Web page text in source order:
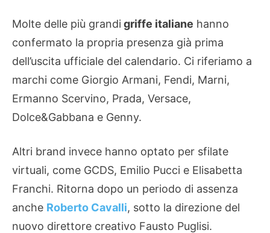
Molte delle più grandi griffe italiane hanno
confermato la propria presenza già prima
dell’uscita ufficiale del calendario. Ci riferiamo a
marchi come Giorgio Armani, Fendi, Marni,
Ermanno Scervino, Prada, Versace,
Dolce&Gabbana e Genny.
Altri brand invece hanno optato per sfilate
virtuali, come GCDS, Emilio Pucci e Elisabetta
Franchi. Ritorna dopo un periodo di assenza
anche Roberto Cavalli, sotto la direzione del
nuovo direttore creativo Fausto Puglisi.